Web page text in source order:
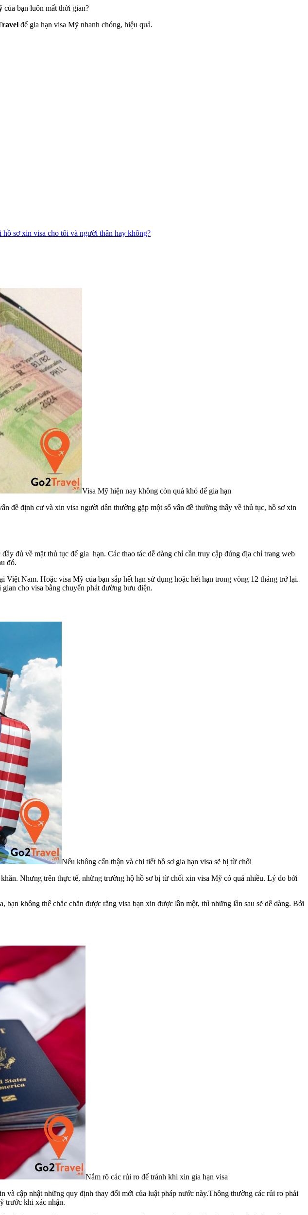
của bạn luôn mất thời gian?
để gia hạn visa Mỹ nhanh chóng, hiệu quả.
sơ xin visa cho tôi và người thân hay không?
Visa Mỹ hiện nay không còn quá khó để gia hạn
đề định cư và xin visa người dân thường gặp một số vấn đề thường thấy về thủ tục, hồ sơ xin
đủ về mặt thủ tục để gia hạn. Các thao tác dễ dàng chỉ cần truy cập đúng địa chỉ trang web
đó.
Nam. Hoặc visa Mỹ của bạn sắp hết hạn sử dụng hoặc hết hạn trong vòng 12 tháng trở lại.
cho visa bằng chuyển phát đường bưu điện.
Nếu không cẩn thận và chi tiết hồ sơ gia hạn visa sẽ bị từ chối
Nhưng trên thực tế, những trường hộ hồ sơ bị từ chối xin visa Mỹ có quá nhiều. Lý do bởi
không thể chắc chắn được rằng visa bạn xin được lần một, thì những lần sau sẽ dễ dàng. Bởi
Nắm rõ các rủi ro để tránh khi xin gia hạn visa
cập nhật những quy định thay đổi mới của luật pháp nước này.Thông thường các rủi ro phải
trước khi xác nhận.